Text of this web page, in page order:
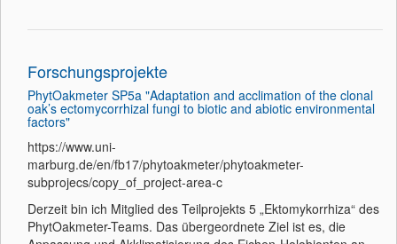
Forschungsprojekte
PhytOakmeter SP5a "Adaptation and acclimation of the clonal
oak’s ectomycorrhizal fungi to biotic and abiotic environmental
factors"
https://www.uni-
marburg.de/en/fb17/phytoakmeter/phytoakmeter-
subprojecs/copy_of_project-area-c
Derzeit bin ich Mitglied des Teilprojekts 5 „Ektomykorrhiza“ des
PhytOakmeter-Teams. Das übergeordnete Ziel ist es, die